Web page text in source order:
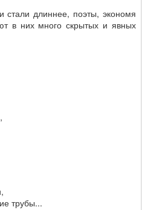
стали длиннее, поэты, экономя
в них много скрытых и явных
трубы...